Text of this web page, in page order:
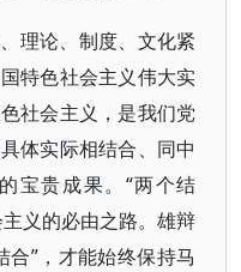
理论、制度、文化紧
特色社会主义伟大实
社会主义，是我们党
体实际相结合、同中
宝贵成果。“两个结
义的必由之路。雄辩
合”，才能始终保持马